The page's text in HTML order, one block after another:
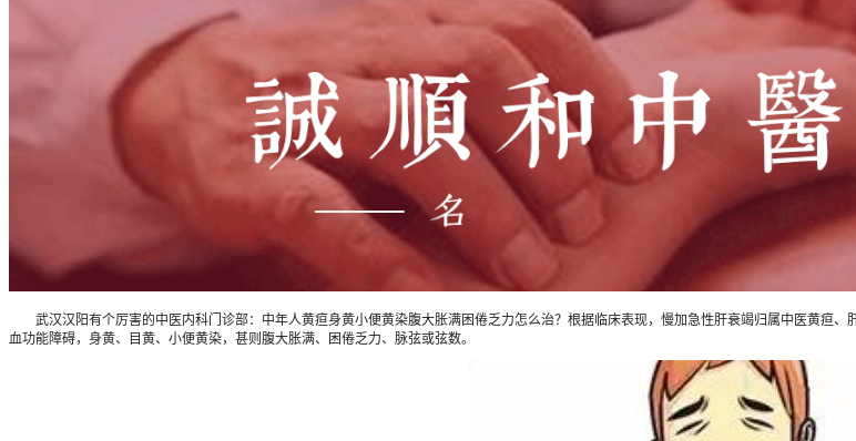
武汉汉阳有个厉害的中医内科门诊部：中年人黄疸身黄小便黄染腹大胀满困倦乏力怎么治？根据临床表现，慢加急性肝衰竭归属中医黄疸
血功能障碍，身黄、目黄、小便黄染，甚则腹大胀满、困倦乏力、脉弦或弦数。